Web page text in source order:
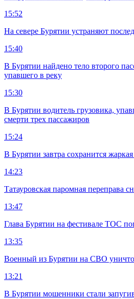
15:52
На севере Бурятии устраняют
15:40
В Бурятии найдено тело второго
упавшего в реку
15:30
В Бурятии водитель грузовика,
смерти трех пассажиров
15:24
В Бурятии завтра сохранится
14:23
Татауровская паромная переправа
13:47
Глава Бурятии на фестивале ТОС
13:35
Военный из Бурятии на СВО
13:21
В Бурятии мошенники стали